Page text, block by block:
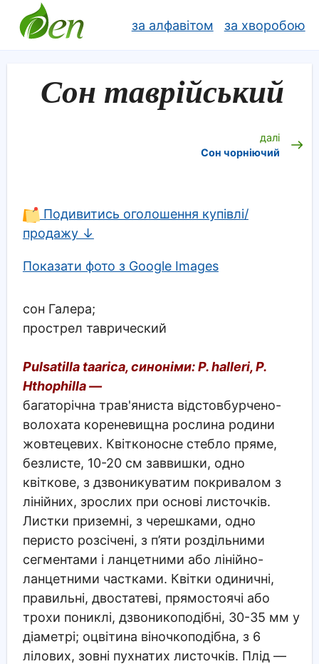
за алфавітом за хворобою
Сон таврійський
далі
Сон чорніючий
Подивитись оголошення купівлі/
продажу ↓
Показати фото з Google Images
сон Галера;
прострел таврический
Pulsatilla taarica, синоніми: P. halleri, P.
Hthophilla —
багаторічна трав'яниста відстовбурчено-
волохата кореневищна рослина родини
жовтецевих. Квітконосне стебло пряме,
безлисте, 10-20 см заввишки, одно
квіткове, з дзвоникуватим покривалом з
лінійних, зрослих при основі листочків.
Листки приземні, з черешками, одно
перисто розсічені, з п’яти роздільними
сегментами і ланцетними або лінійно-
ланцетними частками. Квітки одиничні,
правильні, двостатеві, прямостоячі або
трохи пониклі, дзвоникоподібні, 30-35 мм у
діаметрі; оцвітина віночкоподібна, з 6
лілових, зовні пухнатих листочків. Плід —